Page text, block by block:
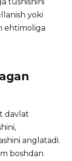
yoki
ehtimoliga
davlat
anglatadi.
boshdan